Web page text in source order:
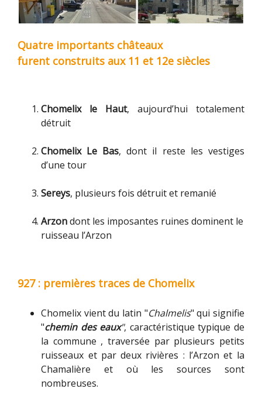
Quatre importants châteaux
furent construits aux 11 et 12e siècles
Chomelix le Haut, aujourd’hui totalement
détruit
Chomelix Le Bas, dont il reste les vestiges
d’une tour
Sereys, plusieurs fois détruit et remanié
Arzondont les imposantes ruines dominent le
ruisseau l’Arzon
927 : premières traces de Chomelix
Chomelix vient du latin "Chalmelis" qui signifie
"chemin des eaux", caractéristique typique de
la commune , traversée par plusieurs petits
ruisseaux et par deux rivières : l’Arzon et la
Chamalière et où les sources sont
nombreuses.